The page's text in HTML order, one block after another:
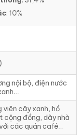
: 10%
nội bộ, điện nước
cây xanh, hồ
cộng đồng, dãy nhà
các quán café…